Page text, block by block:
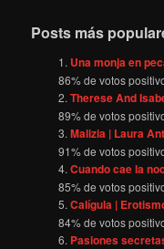
Posts más
Una monja en
86% de votos
Therese And
89% de votos
Malizia | Laura
91% de votos
Cuando cae la
85% de votos
Calígula |
84% de votos
Pasiones